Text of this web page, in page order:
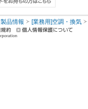
製品情報 [業務用]空調・換気